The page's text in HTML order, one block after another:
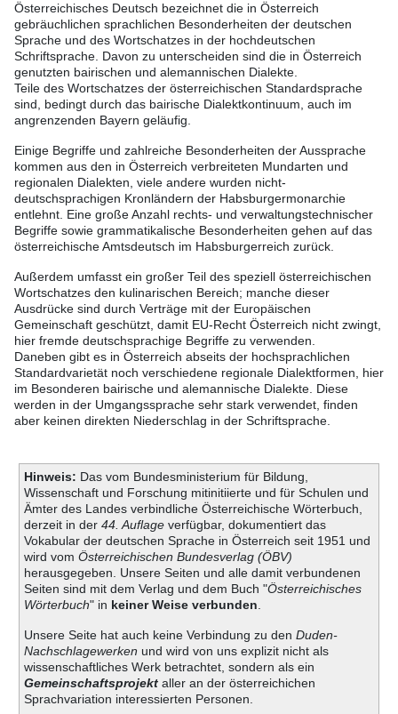
Österreichisches Deutsch bezeichnet die in Österreich
gebräuchlichen sprachlichen Besonderheiten der deutschen
Sprache und des Wortschatzes in der hochdeutschen
Schriftsprache. Davon zu unterscheiden sind die in Österreich
genutzten bairischen und alemannischen Dialekte.
Teile des Wortschatzes der österreichischen Standardsprache
sind, bedingt durch das bairische Dialektkontinuum, auch im
angrenzenden Bayern geläufig.
Einige Begriffe und zahlreiche Besonderheiten der Aussprache
kommen aus den in Österreich verbreiteten Mundarten und
regionalen Dialekten, viele andere wurden nicht-
deutschsprachigen Kronländern der Habsburgermonarchie
entlehnt. Eine große Anzahl rechts- und verwaltungstechnischer
Begriffe sowie grammatikalische Besonderheiten gehen auf das
österreichische Amtsdeutsch im Habsburgerreich zurück.
Außerdem umfasst ein großer Teil des speziell österreichischen
Wortschatzes den kulinarischen Bereich; manche dieser
Ausdrücke sind durch Verträge mit der Europäischen
Gemeinschaft geschützt, damit EU-Recht Österreich nicht zwingt,
hier fremde deutschsprachige Begriffe zu verwenden.
Daneben gibt es in Österreich abseits der hochsprachlichen
Standardvarietät noch verschiedene regionale Dialektformen, hier
im Besonderen bairische und alemannische Dialekte. Diese
werden in der Umgangssprache sehr stark verwendet, finden
aber keinen direkten Niederschlag in der Schriftsprache.
Hinweis: Das vom Bundesministerium für Bildung,
Wissenschaft und Forschung mitinitiierte und für Schulen und
Ämter des Landes verbindliche Österreichische Wörterbuch,
derzeit in der 44. Auflageverfügbar, dokumentiert das
Vokabular der deutschen Sprache in Österreich seit 1951 und
wird vom Österreichischen Bundesverlag (ÖBV)
herausgegeben. Unsere Seiten und alle damit verbundenen
Seiten sind mit dem Verlag und dem Buch "Österreichisches
Wörterbuch" in keiner Weise verbunden
Unsere Seite hat auch keine Verbindung zu den Duden-
Nachschlagewerken und wird von uns explizit nicht als
wissenschaftliches Werk betrachtet, sondern als ein
Gemeinschaftsprojektaller an der österreichichen
Sprachvariation interessierten Personen.